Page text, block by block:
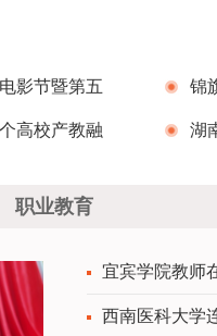
影节暨第五
活动中斩获
锦
源街
高校产教融 湖
职业教育
宜宾学院教师
西南医科大学